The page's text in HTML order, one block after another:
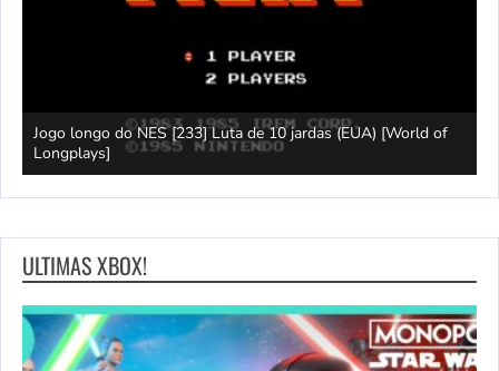
Jogo longo do NES [233] Luta de 10 jardas (EUA) [World of
Longplays]
ULTIMAS XBOX!